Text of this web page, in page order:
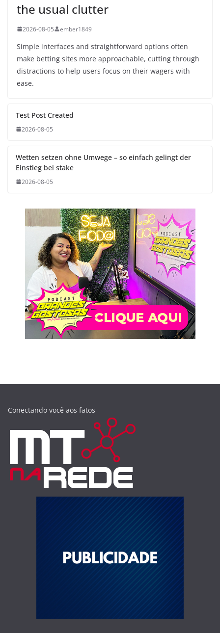
the usual clutter
2026-08-05 ember1849
Simple interfaces and straightforward options often
make betting sites more approachable, cutting through
distractions to help users focus on their wagers with
ease.
Test Post Created
2026-08-05
Wetten setzen ohne Umwege – so einfach gelingt der
Einstieg bei stake
2026-08-05
Conectando você aos fatos